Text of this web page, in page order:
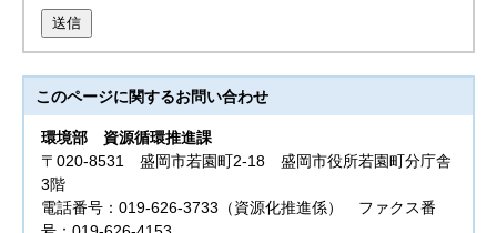
送信
このページに関するお問い合わせ
環境部 資源循環推進課
〒020-8531 盛岡市若園町2-18 盛岡市役所若園町分庁舎
3階
電話番号：019-626-3733（資源化推進係） ファクス番